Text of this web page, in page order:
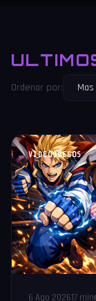
Ordenar por:
VIDEOJUEGOS
6 Ago 202617 min